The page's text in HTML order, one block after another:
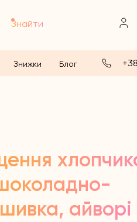
Знайти
Знижки Блог
айворі